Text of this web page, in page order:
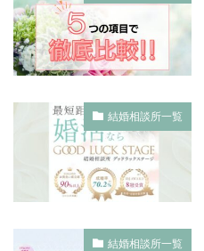
結婚相談所一覧
結婚相談所一覧